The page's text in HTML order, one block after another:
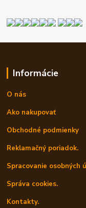
Informácie
O nás
Ako nakupovať
Obchodné podmienky
Reklamačný poriadok.
Spracovanie osobných
Správa cookies.
Kontakty.